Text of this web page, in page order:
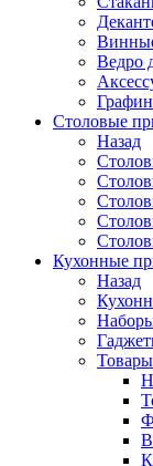
Ведро
Столовые
Назад
Кухонные
Назад